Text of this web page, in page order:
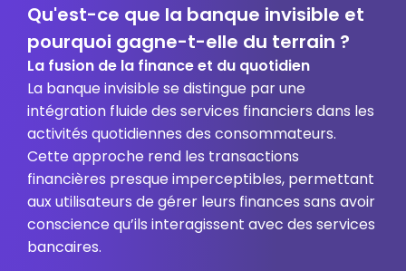
Qu'est-ce que la banque invisible et
pourquoi gagne-t-elle du terrain ?
La fusion de la finance et du quotidien
La banque invisible se distingue par une
intégration fluide des services financiers dans les
activités quotidiennes des consommateurs.
Cette approche rend les transactions
financières presque imperceptibles, permettant
aux utilisateurs de gérer leurs finances sans avoir
conscience qu’ils interagissent avec des services
bancaires.